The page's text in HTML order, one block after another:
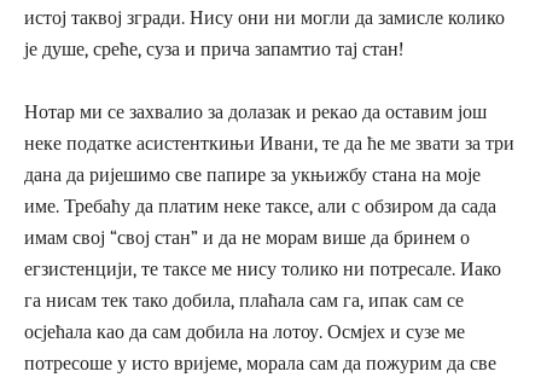
истој таквој згради. Нису они ни могли да замисле колико
је душе, среће, суза и прича запамтио тај стан!
Нотар ми се захвалио за долазак и рекао да оставим још
неке податке асистенткињи Ивани, те да ће ме звати за три
дана да ријешимо све папире за укњижбу стана на моје
име. Требаћу да платим неке таксе, али с обзиром да сада
имам свој “свој стан” и да не морам више да бринем о
егзистенцији, те таксе ме нису толико ни потресале. Иако
га нисам тек тако добила, плаћала сам га, ипак сам се
осјећала као да сам добила на лотоу. Осмјех и сузе ме
потресоше у исто вријеме, морала сам да пожурим да све